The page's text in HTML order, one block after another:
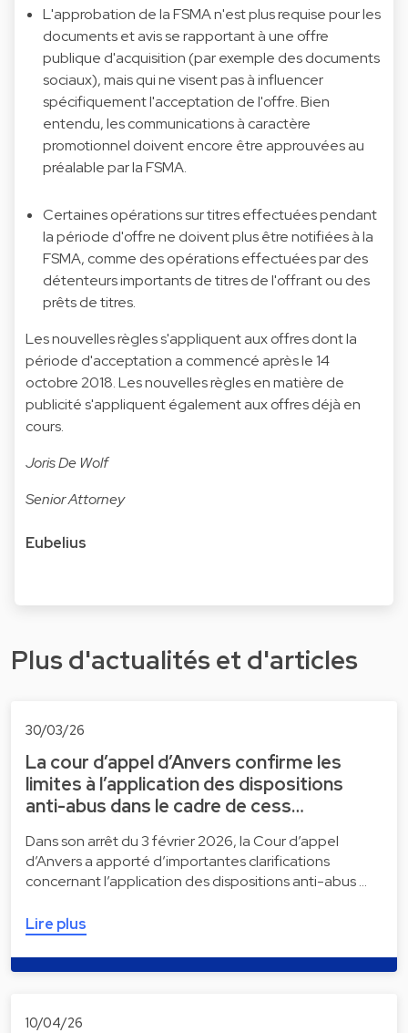
L'approbation de la FSMA n'est plus requise pour les
documents et avis se rapportant à une offre
publique d'acquisition (par exemple des documents
sociaux), mais qui ne visent pas à influencer
spécifiquement l'acceptation de l'offre. Bien
entendu, les communications à caractère
promotionnel doivent encore être approuvées au
préalable par la FSMA.
Certaines opérations sur titres effectuées pendant
la période d'offre ne doivent plus être notifiées à la
FSMA, comme des opérations effectuées par des
détenteurs importants de titres de l'offrant ou des
prêts de titres.
Les nouvelles règles s'appliquent aux offres dont la
période d'acceptation a commencé après le 14
octobre 2018. Les nouvelles règles en matière de
publicité s'appliquent également aux offres déjà en
cours.
Joris De Wolf
Senior Attorney
Eubelius
Plus d'actualités et d'articles
30/03/26
La cour d’appel d’Anvers confirme les
limites à l’application des dispositions
anti-abus dans le cadre de cess…
Dans son arrêt du 3 février 2026, la Cour d’appel
d’Anvers a apporté d’importantes clarifications
concernant l’application des dispositions anti-abus …
Lire plus
10/04/26